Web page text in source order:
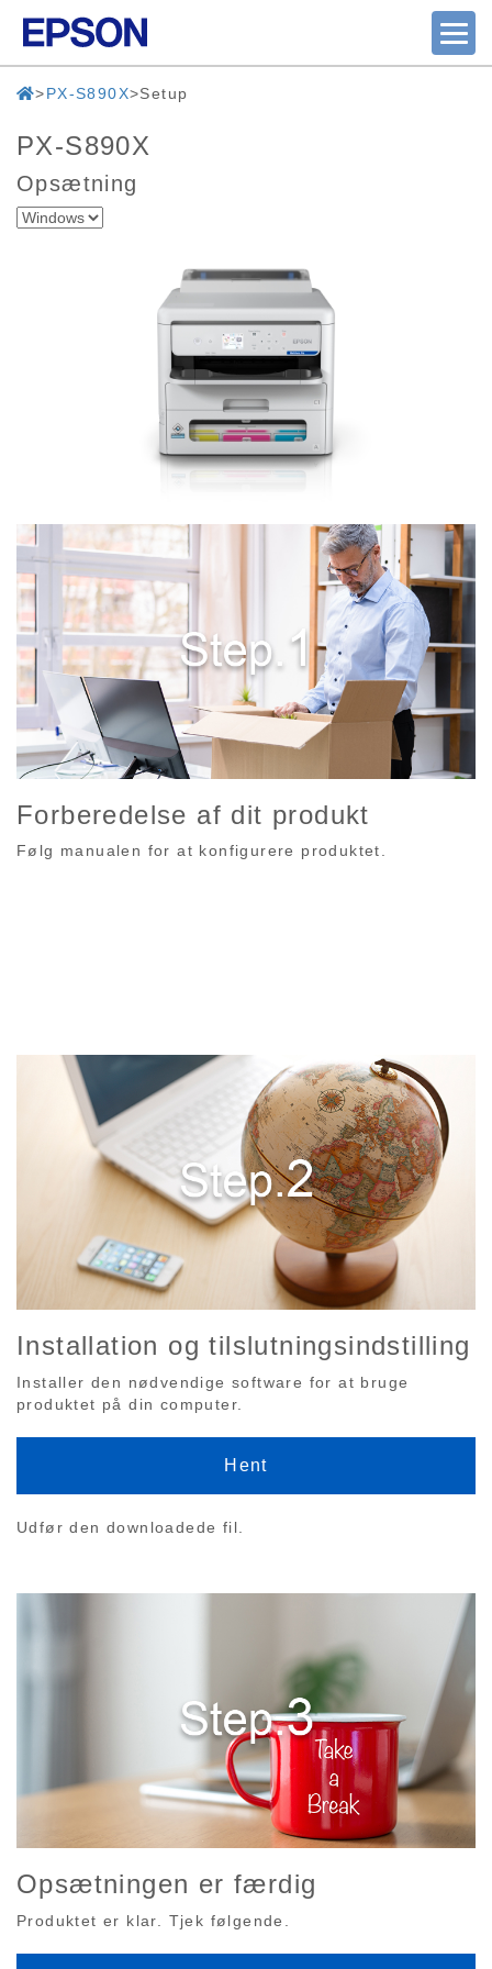
PX-S890X Setup
PX-S890X
Opsætning
Forberedelse af dit produkt
Installation og tilslutningsindstilling
Installer den nødvendige software for at bruge
produktet på din computer.
Hent
Udfør den downloadede fil.
Opsætningen er færdig
Produktet er klar. Tjek følgende.